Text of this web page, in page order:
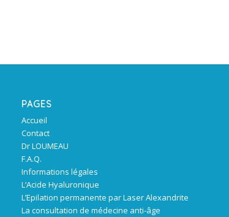
PAGES
Accueil
Contact
Dr LOUMEAU
F.A.Q.
Informations légales
L’Acide Hyaluronique
L’Epilation permanente par Laser Alexandrite
La consultation de médecine anti-âge